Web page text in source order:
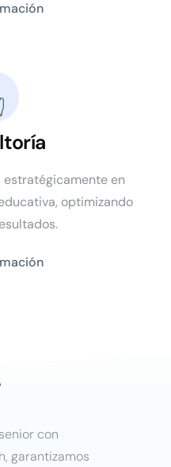
estratégicamente en
optimizando
con
garantizamos